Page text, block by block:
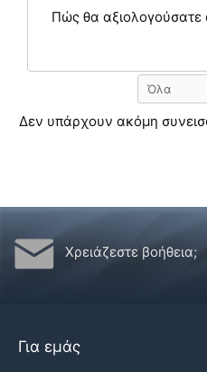
Πώς θα αξιολογούσατε
Δεν υπάρχουν ακόμη
Χρειάζεστε βοήθεια;
Για εμάς